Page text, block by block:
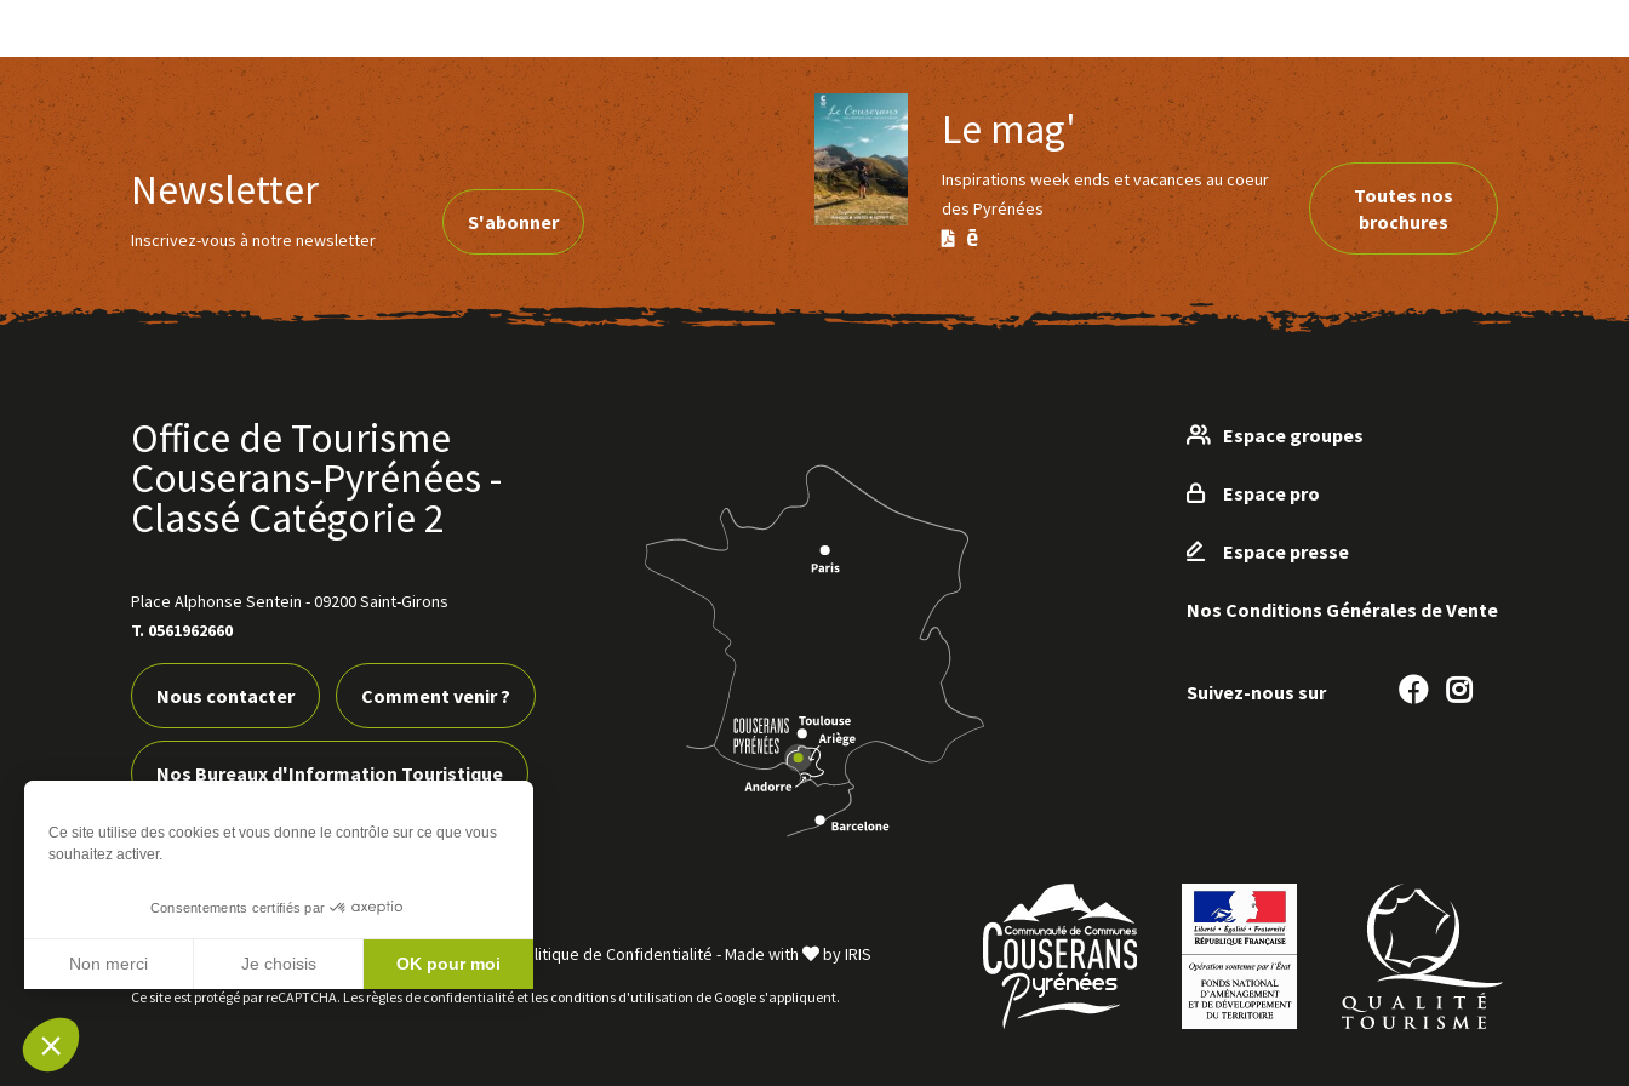
Newsletter
Inscrivez-vous à notre newsletter
S'abonner
Le mag'
Inspirations week ends et vacances au coeur
des Pyrénées
Version
PDF
Version
Calaméo
Toutes nos
brochures
Office de Tourisme
Couserans-Pyrénées -
Classé Catégorie 2
Place Alphonse Sentein -09200 Saint-Girons
T. 0561962660
Nous contacter Comment venir ?
Nos Bureaux d'Information Touristique
Nos boutiques
Espace groupes
Espace pro
Espace presse
Nos Conditions Générales de Vente
Suivez-nous sur
Suivez-Suivez-
Éditer mes cookies - Plan du site Mentions légales Politique de Confidentialité -Made with byIRIS
Interactive
Ce site est protégé par reCAPTCHA. Les règles de confidentialitéet les conditions d'utilisation de Google s'appliquent.
Ce site utilise des cookies et vous donne le contrôle sur ce que vous
souhaitez activer.
Consentements certifiés par
Non merci Je choisis OK pour moi
Axeptio consent
Plateforme de Gestion du Consentement : Personnalisez vos Options
Notre plateforme vous permet d'adapter et de gérer vos paramètres de confidentialité, en garantissant la conformité avec les réglementations. Personnalisez vos